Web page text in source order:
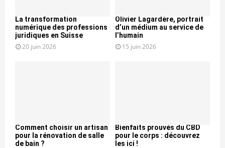
La transformation
numérique des professions
juridiques en Suisse
20 juin 2026
Olivier Lagardère, portrait
d’un médium au service de
l’humain
15 juin 2026
Comment choisir un artisan
pour la rénovation de salle
de bain ?
Bienfaits prouvés du CBD
pour le corps : découvrez
les ici !